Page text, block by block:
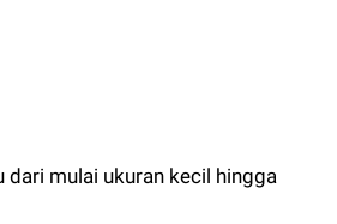
mulai ukuran kecil hingga